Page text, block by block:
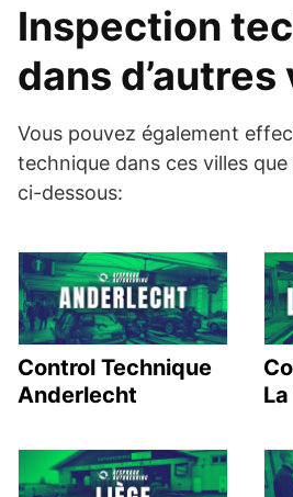
Inspection
dans
Vous pouvez également
technique dans ces villes
ci-dessous:
Control Technique
Anderlecht